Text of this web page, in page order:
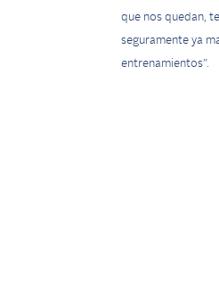
que nos quedan,
seguramente ya
entrenamientos”.